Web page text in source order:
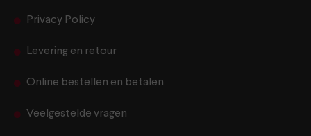
Privacy Policy
Levering en retour
Online bestellen en betalen
Veelgestelde vragen